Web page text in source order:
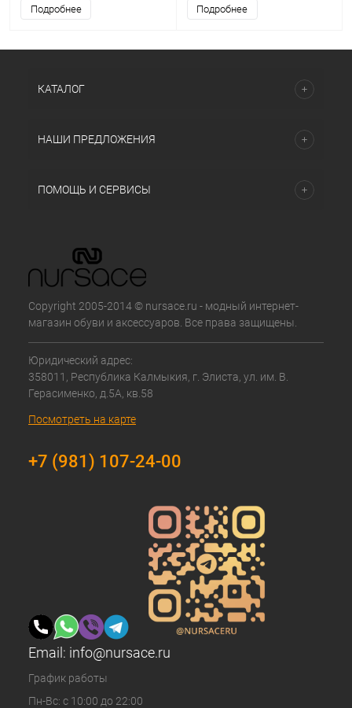
Подробнее
Подробнее
КАТАЛОГ
НАШИ ПРЕДЛОЖЕНИЯ
ПОМОЩЬ И СЕРВИСЫ
Copyright 2005-2014 © nursace.ru - модный интернет-
магазин обуви и аксессуаров. Все права защищены.
Юридический адрес:
358011, Республика Калмыкия, г. Элиста, ул. им. В.
Герасименко, д.5А, кв.58
Посмотреть на карте
+7 (981) 107-24-00
Email: info@nursace.ru
График работы
Пн-Вс: с 10:00 до 22:00